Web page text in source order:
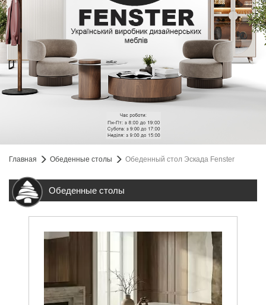
Главная Обеденные столы Обеденный стол Эскада Fenster
Обеденные столы